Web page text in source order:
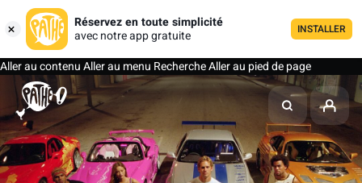
Réservez en toute simplicité
avec notre app gratuite
INSTALLER
Aller au contenuAller au menu RechercheAller au pied de page